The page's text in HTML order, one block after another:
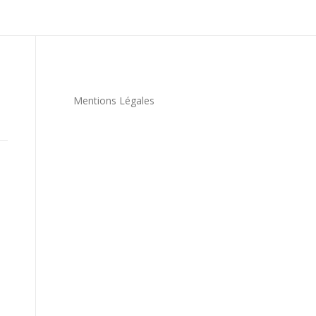
Mentions Légales